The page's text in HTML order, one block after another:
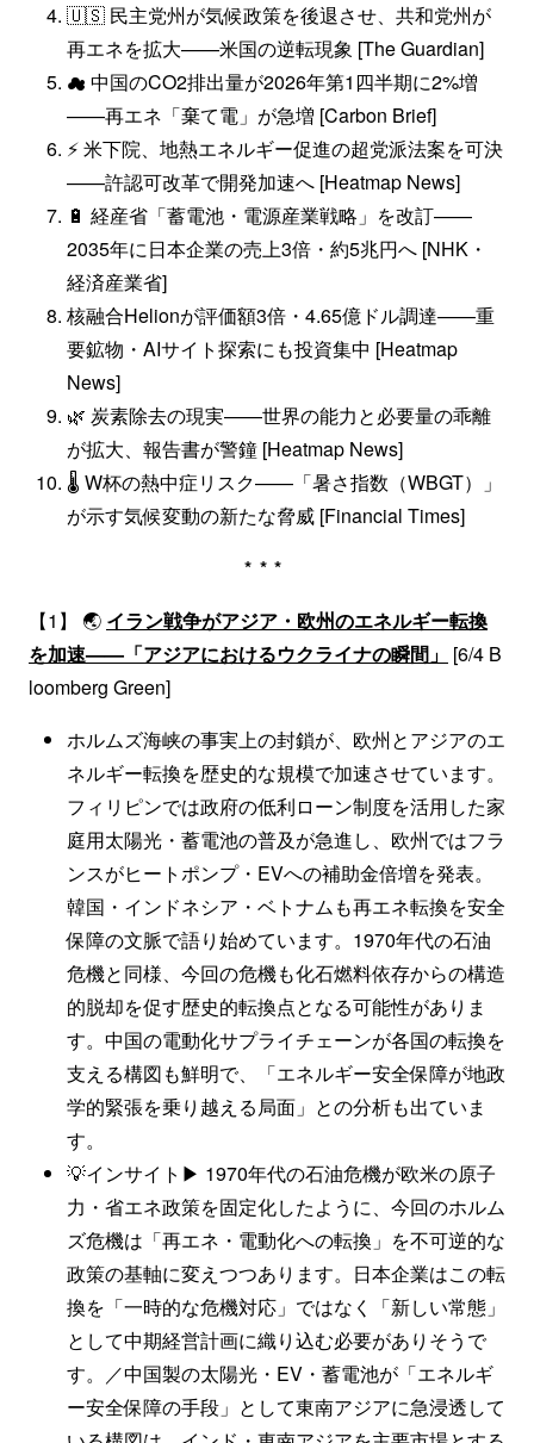
🇺🇸 民主党州が気候政策を後退させ、共和党州が
再エネを拡大——米国の逆転現象 [The Guardian]
☁ 中国のCO2排出量が2026年第1四半期に2%増
——再エネ「棄て電」が急増 [Carbon Brief]
⚡ 米下院、地熱エネルギー促進の超党派法案を可決
——許認可改革で開発加速へ [Heatmap News]
🔋 経産省「蓄電池・電源産業戦略」を改訂——
2035年に日本企業の売上3倍・約5兆円へ [NHK・
経済産業省]
核融合Helionが評価額3倍・4.65億ドル調達——重
要鉱物・AIサイト探索にも投資集中 [Heatmap
News]
🌿 炭素除去の現実——世界の能力と必要量の乖離
が拡大、報告書が警鐘 [Heatmap News]
🌡 W杯の熱中症リスク——「暑さ指数（WBGT）」
が示す気候変動の新たな脅威 [Financial Times]
***
【1】 🌏 イラン戦争がアジア・欧州のエネルギー転換
を加速——「アジアにおけるウクライナの瞬間」 [6/4 B
loomberg Green]
ホルムズ海峡の事実上の封鎖が、欧州とアジアのエ
ネルギー転換を歴史的な規模で加速させています。
フィリピンでは政府の低利ローン制度を活用した家
庭用太陽光・蓄電池の普及が急進し、欧州ではフラ
ンスがヒートポンプ・EVへの補助金倍増を発表。
韓国・インドネシア・ベトナムも再エネ転換を安全
保障の文脈で語り始めています。1970年代の石油
危機と同様、今回の危機も化石燃料依存からの構造
的脱却を促す歴史的転換点となる可能性がありま
す。中国の電動化サプライチェーンが各国の転換を
支える構図も鮮明で、「エネルギー安全保障が地政
学的緊張を乗り越える局面」との分析も出ていま
す。
💡インサイト▶ 1970年代の石油危機が欧米の原子
力・省エネ政策を固定化したように、今回のホルム
ズ危機は「再エネ・電動化への転換」を不可逆的な
政策の基軸に変えつつあります。日本企業はこの転
換を「一時的な危機対応」ではなく「新しい常態」
として中期経営計画に織り込む必要がありそうで
す。／中国製の太陽光・EV・蓄電池が「エネルギ
ー安全保障の手段」として東南アジアに急浸透して